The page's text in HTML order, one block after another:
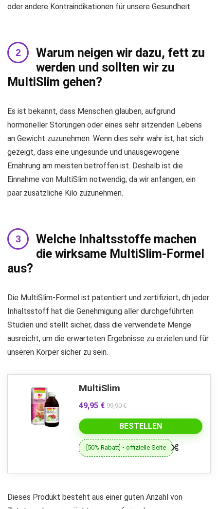
oder andere Kontraindikationen für unsere Gesundheit.
Warum neigen wir dazu, fett zu
werden und sollten wir zu
MultiSlim gehen?
Es ist bekannt, dass Menschen glauben, aufgrund
hormoneller Störungen oder eines sehr sitzenden Lebens
an Gewicht zuzunehmen. Wenn dies sehr wahr ist, hat sich
gezeigt, dass eine ungesunde und unausgewogene
Ernährung am meisten betroffen ist. Deshalb ist die
Einnahme von MultiSlim notwendig, da wir anfangen, ein
paar zusätzliche Kilo zuzunehmen.
Welche Inhaltsstoffe machen
die wirksame MultiSlim-Formel
aus?
Die MultiSlim-Formel ist patentiert und zertifiziert, dh jeder
Inhaltsstoff hat die Genehmigung aller durchgeführten
Studien und stellt sicher, dass die verwendete Menge
ausreicht, um die erwarteten Ergebnisse zu erzielen und für
unseren Körper sicher zu sein.
MultiSlim
49,95 € 99,90 €
BESTELLEN
[50% Rabatt] • offizielle Seite
Dieses Produkt besteht aus einer guten Anzahl von